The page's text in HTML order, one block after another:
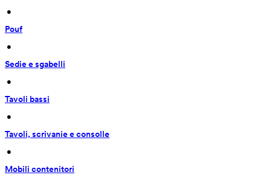
•
Pouf
•
Sedie e sgabelli
•
Tavoli bassi
•
Tavoli, scrivanie e consolle
•
Mobili contenitori